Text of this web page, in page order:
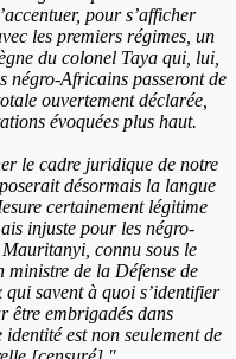
pour s’afficher
les premiers régimes, un
du colonel Taya qui, lui,
négro-Africains passeront de
ouvertement déclarée,
évoquées plus haut.
le cadre juridique de notre
désormais la langue
certainement légitime
injuste pour les négro-
connu sous le
de la Défense de
savent à quoi s’identifier
être embrigadés dans
identité est non seulement de